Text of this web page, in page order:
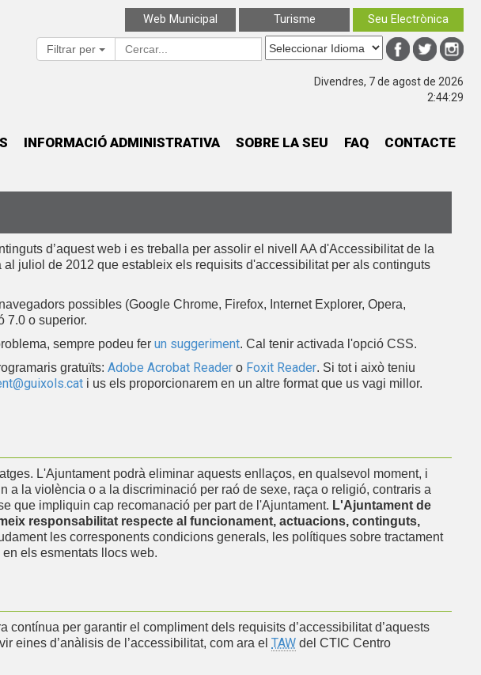
Seu Electrònica
Turisme
Web Municipal
Filtrar per
Divendres, 7 de agost de 2026
2:44:29
INFORMACIÓ ADMINISTRATIVA SOBRE LA SEU FAQ CONTACTE
d’aquest web i es treballa per assolir el nivell AA d'Accessibilitat de la
al juliol de 2012 que estableix els requisits d'accessibilitat per als continguts
possibles (Google Chrome, Firefox, Internet Explorer, Opera,
7.0 o superior.
sempre podeu fer un suggeriment. Cal tenir activada l'opció CSS.
gratuïts: Adobe Acrobat Reader o Foxit Reader. Si tot i això teniu
i us els proporcionarem en un altre format que us vagi millor.
L'Ajuntament podrà eliminar aquests enllaços, en qualsevol moment, i
la violència o a la discriminació per raó de sexe, raça o religió, contraris a
que impliquin cap recomanació per part de l'Ajuntament. L'Ajuntament de
responsabilitat respecte al funcionament, actuacions, continguts,
les corresponents condicions generals, les polítiques sobre tractament
els esmentats llocs web.
per garantir el compliment dels requisits d’accessibilitat d’aquests
eines d’anàlisis de l’accessibilitat, com ara el TAW del CTIC Centro